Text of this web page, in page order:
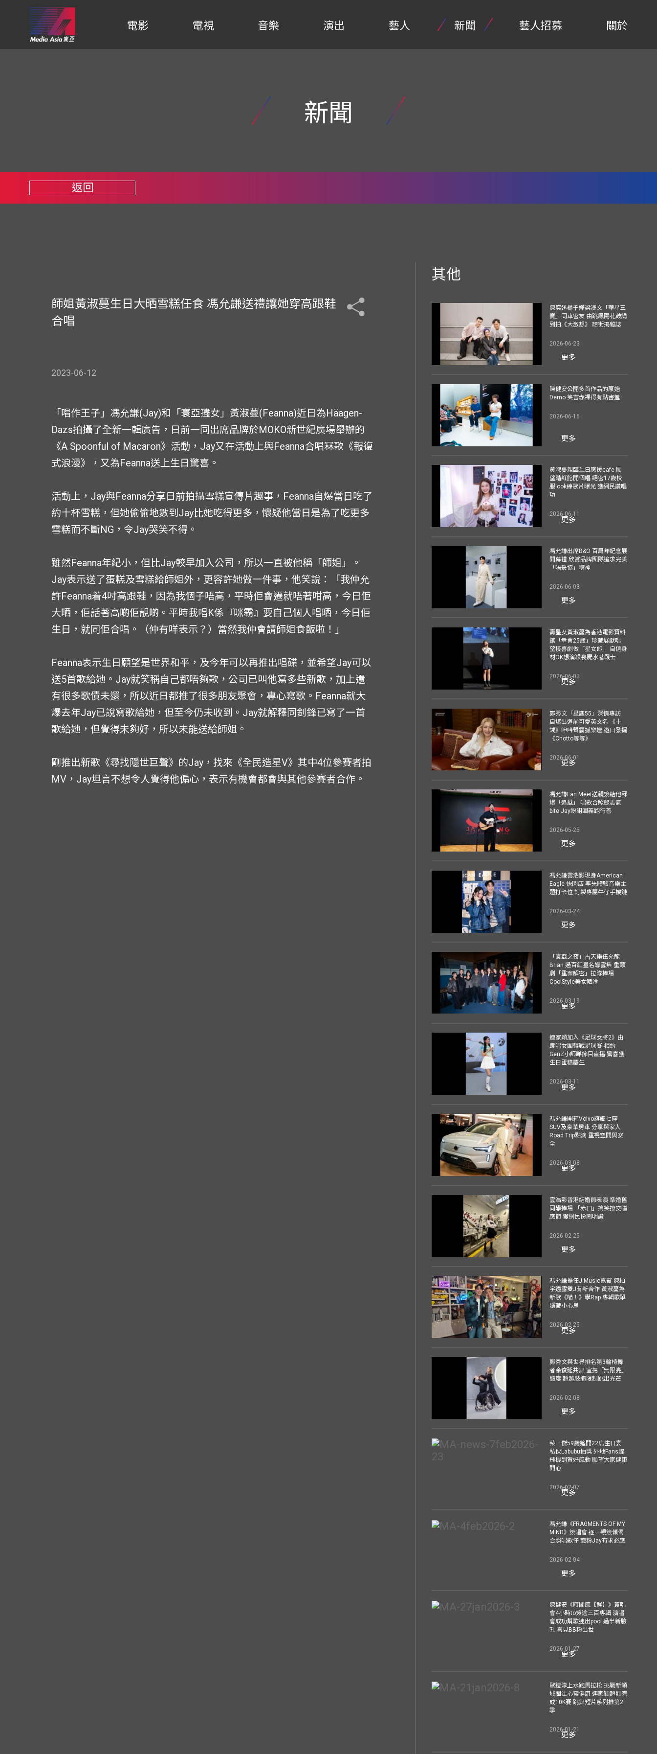
電影 電視 音樂 演出 藝人 新聞 藝人招募 關於
新聞
返回
師姐黃淑蔓生日大晒雪糕任食 馮允謙送禮讓她穿高跟鞋
合唱
2023-06-12
「唱作王子」馮允謙(Jay)和「寰亞孻女」黃淑蔓(Feanna)近日為Häagen-
Dazs拍攝了全新一輯廣告，日前一同出席品牌於MOKO新世紀廣場舉辦的
《A Spoonful of Macaron》活動，Jay又在活動上與Feanna合唱冧歌《報復
式浪漫》，又為Feanna送上生日驚喜。
活動上，Jay與Feanna分享日前拍攝雪糕宣傳片趣事，Feanna自爆當日吃了
約十杯雪糕，但她偷偷地數到Jay比她吃得更多，懷疑他當日是為了吃更多
雪糕而不斷NG，令Jay哭笑不得。
雖然Feanna年紀小，但比Jay較早加入公司，所以一直被他稱「師姐」。
Jay表示送了蛋糕及雪糕給師姐外，更容許她做一件事，他笑說：「我仲允
許Feanna着4吋高跟鞋，因為我個子唔高，平時佢會遷就唔著咁高，今日佢
大晒，佢話著高啲佢靚啲。平時我唱K係『咪霸』要自己個人唱晒，今日佢
生日，就同佢合唱。（仲有咩表示？）當然我仲會請師姐食飯啦！」
Feanna表示生日願望是世界和平，及今年可以再推出唱碟，並希望Jay可以
送5首歌給她。Jay就笑稱自己都唔夠歌，公司已叫他寫多些新歌，加上還
有很多歌債未還，所以近日都推了很多朋友聚會，專心寫歌。Feanna就大
爆去年Jay已說寫歌給她，但至今仍未收到。Jay就解釋同釗鋒已寫了一首
歌給她，但覺得未夠好，所以未能送給師姐。
剛推出新歌《尋找隱世巨聲》的Jay，找來《全民造星V》其中4位參賽者拍
MV，Jay坦言不想令人覺得他偏心，表示有機會都會與其他參賽者合作。
其他
陳奕迅楊千嬅梁漢文「華星三
寶」同車密友 由跳鳳陽花鼓講
到拍《大激想》 踎街揭雜誌
2026-06-23
更多
陳健安公開多首作品的原始
Demo 笑言赤裸得有點害羞
2026-06-16
更多
黃淑蔓親臨生日應援cafe 願
望踏紅館開個唱 絕密17歲校
服look練歌片曝光 獲網民讚唱
功
2026-06-11
更多
馮允謙出席B&O 百周年紀念展
開幕禮 欣賞品牌團隊追求完美
「唔妥協」精神
2026-06-03
更多
壽星女黃淑蔓為香港電影資料
館「幸會25歲」珍藏展獻唱
望接喜劇做「星女郎」 自信身
材OK想演殺喪屍水著戰士
2026-06-03
更多
鄭秀文「星塵55」深情專訪
自爆出道前可愛英文名 《十
誡》呻吟聲震撼樂壇 遊日發掘
《Chotto等等》
2026-06-01
更多
馮允謙Fan Meet送親簽結他冧
爆「追風」 唱歌合照錄志氣
bite Jay盼組團義跑行善
2026-05-25
更多
馮允謙雲浩影現身American
Eagle 快閃店 率先體驗音樂主
題打卡位 訂製專屬牛仔手機鏈
2026-03-24
更多
「寰亞之夜」古天樂伍允龍
Brian 過百紅星名導雲集 重頭
劇「重案解密」拉隊捧場
CoolStyle美女晒冷
2026-03-19
更多
連家穎加入《足球女將2》由
跳唱女團轉戰足球賽 相約
GenZ小師睇節目直播 驚喜獲
生日蛋糕慶生
2026-03-11
更多
馮允謙開箱Volvo旗艦七座
SUV及豪華房車 分享與家人
Road Trip點滴 重視空間與安
全
2026-03-08
更多
雲浩影香港結婚節表演 準婚舊
同學捧場 「赤口」搞笑撩交嗌
應節 獲網民扮鬧明讚
2026-02-25
更多
馮允謙擔任J Music嘉賓 陳柏
宇透露雙J有新合作 黃淑蔓為
新歌《喵！》學Rap 專輯歌單
隱藏小心思
2026-02-25
更多
鄭秀文與世界排名第3輪椅舞
者余俊延共舞 宣揚「無限亮」
態度 超越肢體限制跳出光芒
2026-02-08
更多
蔡一傑59歲筵開22席生日宴
私伙Labubu抽獎 外地Fans趕
飛機到賀好感動 願望大家健康
開心
2026-02-07
更多
馮允謙《FRAGMENTS OF MY
MIND》簽唱會 逐一親簽傾偈
合照唱歌仔 寵粉Jay有求必應
2026-02-04
更多
陳健安《時間感【遲】》簽唱
會4小時to簽逾三百專輯 演唱
會成功幫歌迷出pool 過半新臉
孔 喜見BB粉出世
2026-01-27
更多
歐鎧淳上水跑馬拉松 挑戰新領
域關注心靈健康 連家穎超額完
成10K賽 跳舞短片系列推第2
季
2026-01-21
更多